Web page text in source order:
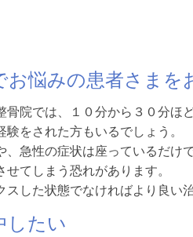
悩みの患者さまを
骨院では、１０分から３０分ほ
をされた方もいるでしょう。
、急性の症状は座っているだけ
てしまう恐れがあります。
した状態でなければより良い
たい